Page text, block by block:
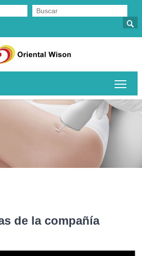

de la compañía